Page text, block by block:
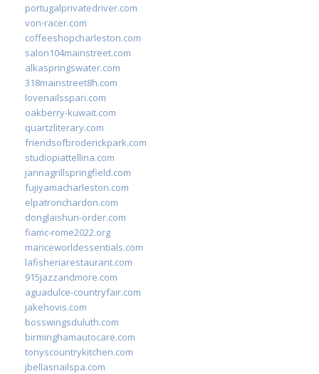
portugalprivatedriver.com
von-racer.com
coffeeshopcharleston.com
salon104mainstreet.com
alkaspringswater.com
318mainstreet8h.com
lovenailsspari.com
oakberry-kuwait.com
quartzliterary.com
friendsofbroderickpark.com
studiopiattellina.com
jannagrillspringfield.com
fujiyamacharleston.com
elpatronchardon.com
donglaishun-order.com
fiamc-rome2022.org
mariceworldessentials.com
lafisheriarestaurant.com
915jazzandmore.com
aguadulce-countryfair.com
jakehovis.com
bosswingsduluth.com
birminghamautocare.com
tonyscountrykitchen.com
jbellasnailspa.com